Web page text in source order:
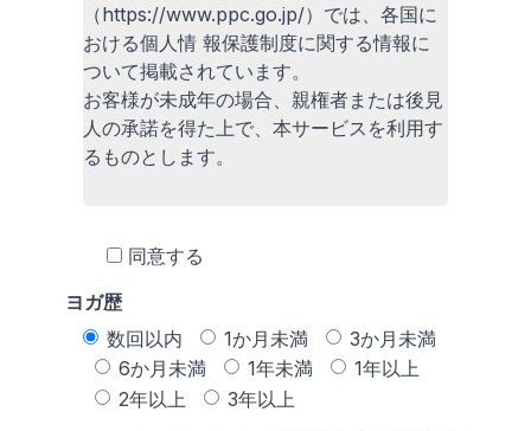
（https://www.ppc.go.jp/）では、各国に
おける個人情 報保護制度に関する情報に
ついて掲載されています。
お客様が未成年の場合、親権者または後見
人の承諾を得た上で、本サービスを利用す
るものとします。
同意する
ヨガ歴
数回以内
1か月未満
3か月未満
6か月未満
1年未満
1年以上
2年以上
3年以上